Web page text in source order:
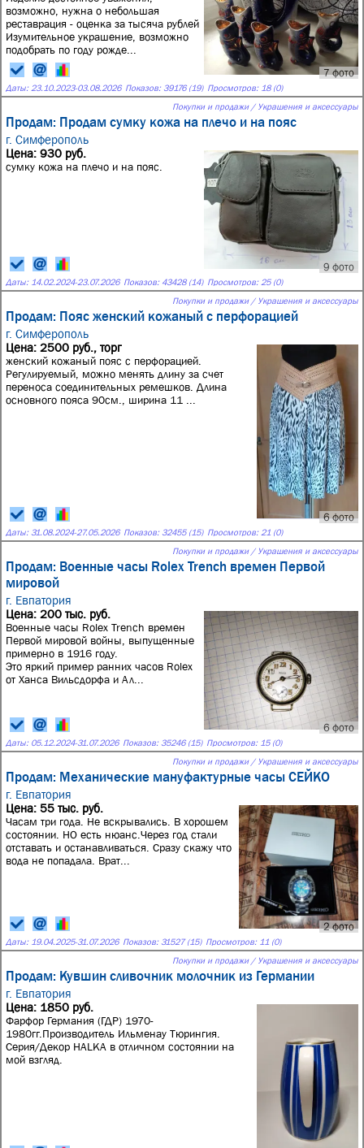
7 фото
возможно, нужна о небольшая
реставрация - оценка за тысяча рублей
Изумительное украшение, возможно
подобрать по году рожде...
Даты: 23.10.2023-03.08.2026 Показов: 39176 (19) Просмотров: 18 (0)
Покупки и продажи / Украшения и аксессуары
Продам: Продам сумку кожа на плечо и на пояс
г. Симферополь
9 фото
Цена: 930 руб.
сумку кожа на плечо и на пояс.
Даты: 14.02.2024-23.07.2026 Показов: 43428 (14) Просмотров: 25 (0)
Покупки и продажи / Украшения и аксессуары
Продам: Пояс женский кожаный с перфорацией
г. Симферополь
6 фото
Цена: 2500 руб., торг
женский кожаный пояс с перфорацией.
Регулируемый, можно менять длину за счет
переноса соединительных ремешков. Длина
основного пояса 90см., ширина 11 ...
Даты: 31.08.2024-27.05.2026 Показов: 32455 (15) Просмотров: 21 (0)
Покупки и продажи / Украшения и аксессуары
Продам: Военные часы Rolex Trench времен Первой
мировой
г. Евпатория
6 фото
Цена: 200 тыс. руб.
Военные часы Rolex Trench времен
Первой мировой войны, выпущенные
примерно в 1916 году.
Это яркий пример ранних часов Rolex
от Ханса Вильсдорфа и Ал...
Даты: 05.12.2024-31.07.2026 Показов: 35246 (15) Просмотров: 15 (0)
Покупки и продажи / Украшения и аксессуары
Продам: Механические мануфактурные часы СЕЙКО
г. Евпатория
2 фото
Цена: 55 тыс. руб.
Часам три года. Не вскрывались. В хорошем
состоянии. НО есть нюанс.Через год стали
отставать и останавливаться. Сразу скажу что
вода не попадала. Врат...
Даты: 19.04.2025-31.07.2026 Показов: 31527 (15) Просмотров: 11 (0)
Покупки и продажи / Украшения и аксессуары
Продам: Кувшин сливочник молочник из Германии
г. Евпатория
Цена: 1850 руб.
Фарфор Германия (ГДР) 1970-
1980гг.Производитель Ильменау Тюрингия.
Серия/Декор HALKA в отличном состоянии на
мой взгляд.